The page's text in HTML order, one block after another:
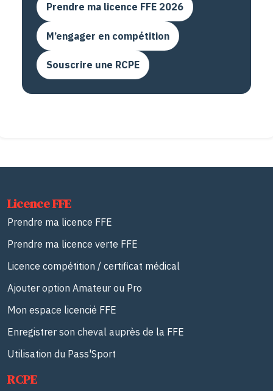
Prendre ma licence FFE 2026
M’engager en compétition
Souscrire une RCPE
Licence FFE
Prendre ma licence FFE
Prendre ma licence verte FFE
Licence compétition / certificat médical
Ajouter option Amateur ou Pro
Mon espace licencié FFE
Enregistrer son cheval auprès de la FFE
Utilisation du Pass'Sport
RCPE